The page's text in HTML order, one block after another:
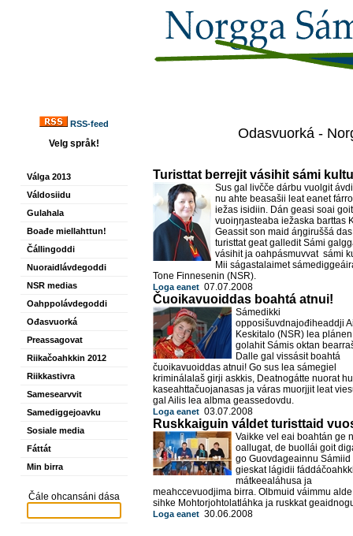
RSS-feed
Velg språk!
Válga 2013
Váldosiidu
Gulahala
Boađe miellahttun!
Čállingoddi
Nuoraidlávdegoddi
NSR medias
Oahppolávdegoddi
Ođasvuorká
Preassagovat
Riikačoahkkin 2012
Riikkastivra
Samesearvvit
Samediggejoavku
Sosiale media
Fáttát
Min birra
Čále ohcansáni dása
Odasvuorká -
Turisttat berrejit vásihit sámi
Sus gal livčče dárbu vuolgit
nu ahte beasašii leat eanet
iežas isidiin. Dán geasi soai goit
vuoiŋŋasteaba iežaska barttas
Geassit son maid áŋgiruššá
turisttat geat galledit Sámi
vásihit ja oahpásmuvvat sámi
Mii ságastalaimet
Tone Finnesenin (NSR).
Loga eanet 07.07.2008
Čuoikavuoiddas boahtá atnui!
Sámedikki
opposišuvdnajođiheaddji
Keskitalo (NSR) lea
golahit Sámis oktan
Dalle gal vissásit boahtá
čuoikavuoiddas atnui! Go sus lea sámegiel
kriminálalaš girji askkis, Deatnogátte nuorat
kaseahttačuojanasas ja váras muorjjit leat
gal Ailis lea albma geassedovdu.
Loga eanet 03.07.2008
Ruskkaiguin váldet turisttaid
Vaikke vel eai boahtán ge
oallugat, de buollái goit
go Guovdageainnu Sámiid
gieskat lágidii
mátkeealáhusa ja
meahccevuodjima birra. Olbmuid váimmu
sihke Mohtorjohtolatláhka ja ruskkat
Loga eanet 30.06.2008